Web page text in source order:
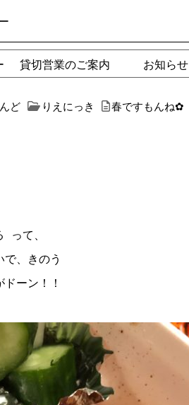
貸切営業のご案内 お知らせ
ど りえにっき 春ですもんね✿︎
って、
、きのう
ーン！！